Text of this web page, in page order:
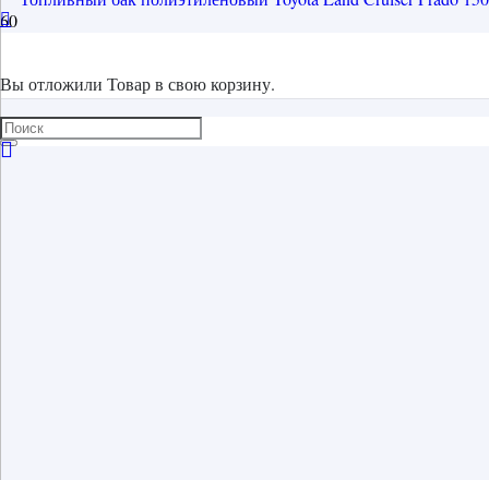
Вы отложили Товарв свою корзину.